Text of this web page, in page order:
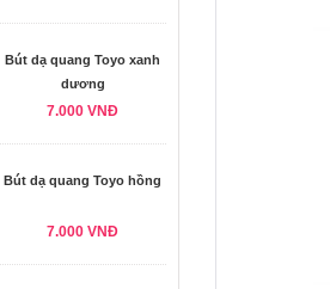
Bút dạ quang Toyo xanh
dương
7.000 VNĐ
Bút dạ quang Toyo hồng
7.000 VNĐ